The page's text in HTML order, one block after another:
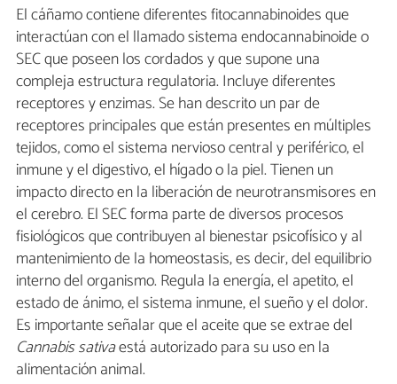
El cáñamo contiene diferentes fitocannabinoides que
interactúan con el llamado sistema endocannabinoide o
SEC que poseen los cordados y que supone una
compleja estructura regulatoria. Incluye diferentes
receptores y enzimas. Se han descrito un par de
receptores principales que están presentes en múltiples
tejidos, como el sistema nervioso central y periférico, el
inmune y el digestivo, el hígado o la piel. Tienen un
impacto directo en la liberación de neurotransmisores en
el cerebro. El SEC forma parte de diversos procesos
fisiológicos que contribuyen al bienestar psicofísico y al
mantenimiento de la homeostasis, es decir, del equilibrio
interno del organismo. Regula la energía, el apetito, el
estado de ánimo, el sistema inmune, el sueño y el dolor.
Es importante señalar que el aceite que se extrae del
Cannabis sativaestá autorizado para su uso en la
alimentación animal.